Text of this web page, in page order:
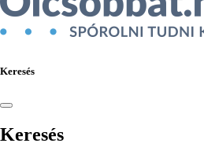
Keresés
Keresés